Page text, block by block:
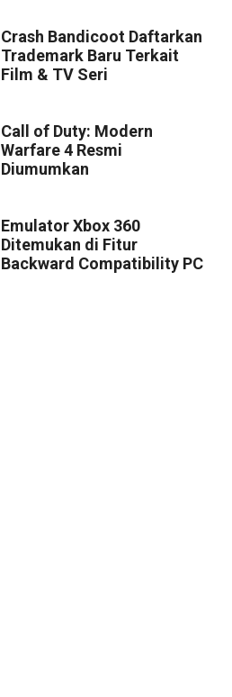
Crash Bandicoot Daftarkan
Trademark Baru Terkait
Film & TV Seri
Call of Duty: Modern
Warfare 4 Resmi
Diumumkan
Emulator Xbox 360
Ditemukan di Fitur
Backward Compatibility PC